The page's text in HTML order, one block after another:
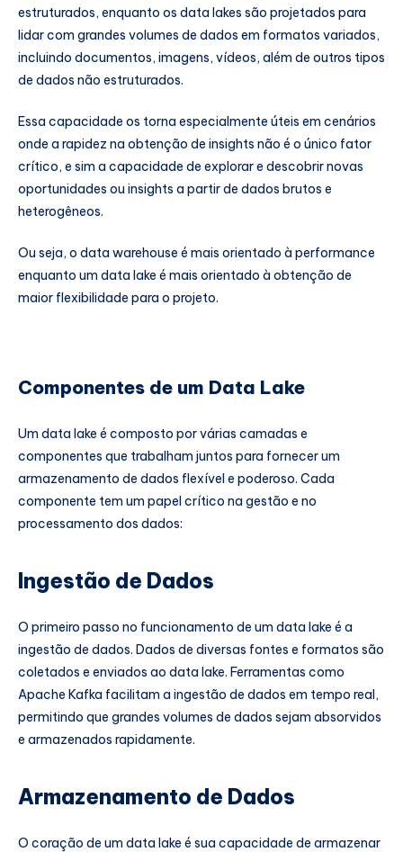
estruturados, enquanto os data lakes são projetados para
lidar com grandes volumes de dados em formatos variados,
incluindo documentos, imagens, vídeos, além de outros tipos
de dados não estruturados.
Essa capacidade os torna especialmente úteis em cenários
onde a rapidez na obtenção de insights não é o único fator
crítico, e sim a capacidade de explorar e descobrir novas
oportunidades ou insights a partir de dados brutos e
heterogêneos.
Ou seja, o data warehouse é mais orientado à performance
enquanto um data lake é mais orientado à obtenção de
maior flexibilidade para o projeto.
Componentes de um Data Lake
Um data lake é composto por várias camadas e
componentes que trabalham juntos para fornecer um
armazenamento de dados flexível e poderoso. Cada
componente tem um papel crítico na gestão e no
processamento dos dados:
Ingestão de Dados
O primeiro passo no funcionamento de um data lake é a
ingestão de dados. Dados de diversas fontes e formatos são
coletados e enviados ao data lake. Ferramentas como
Apache Kafka facilitam a ingestão de dados em tempo real,
permitindo que grandes volumes de dados sejam absorvidos
e armazenados rapidamente.
Armazenamento de Dados
O coração de um data lake é sua capacidade de armazenar